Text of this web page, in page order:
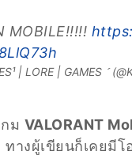
MOBILE!!!!!
| LORE | GAMES 
ม VALORANT
างผู้เขียนก็เคยมีโ